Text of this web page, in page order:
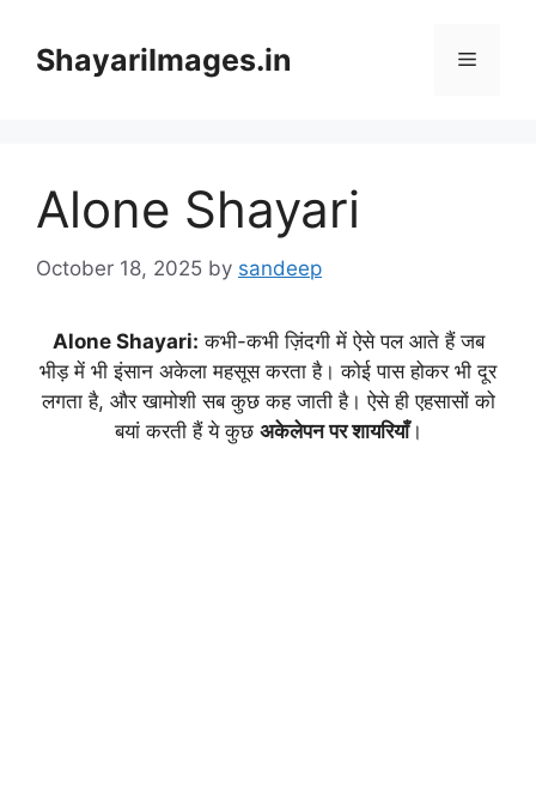
contentShayariImages.in Menu
Alone Shayari
October 18, 2025 by sandeep
Alone Shayari: कभी-कभी ज़िंदगी में ऐसे पल आते हैं जब
भीड़ में भी इंसान अकेला महसूस करता है। कोई पास होकर भी दूर
लगता है, और खामोशी सब कुछ कह जाती है। ऐसे ही एहसासों को
बयां करती हैं ये कुछ अकेलेपन पर शायरियाँ।